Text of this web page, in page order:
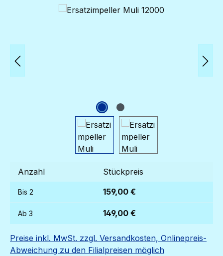
Bildergalerie überspringen
Anzahl Stückpreis
Bis 2 159,00 €
Ab 3 149,00 €
Preise inkl. MwSt. zzgl. Versandkosten, Onlinepreis-
Abweichung zu den Filialpreisen möglich